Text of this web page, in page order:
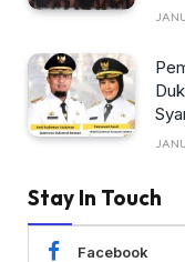
Stay In Touch
Facebook